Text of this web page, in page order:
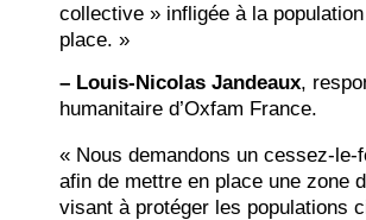
collective » infligée à la
place. »
– Louis-Nicolas Jandeaux,
humanitaire d’Oxfam France.
« Nous demandons un cessez-le-
afin de mettre en place une zone
visant à protéger les populations